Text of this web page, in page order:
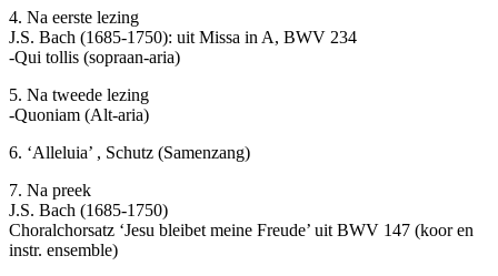
4. Na eerste lezing
J.S. Bach (1685-1750): uit Missa in A, BWV 234
-Qui tollis (sopraan-aria)
5. Na tweede lezing
-Quoniam (Alt-aria)
6. ‘Alleluia’ , Schutz (Samenzang)
7. Na preek
J.S. Bach (1685-1750)
Choralchorsatz ‘Jesu bleibet meine Freude’ uit BWV 147 (koor en
instr. ensemble)